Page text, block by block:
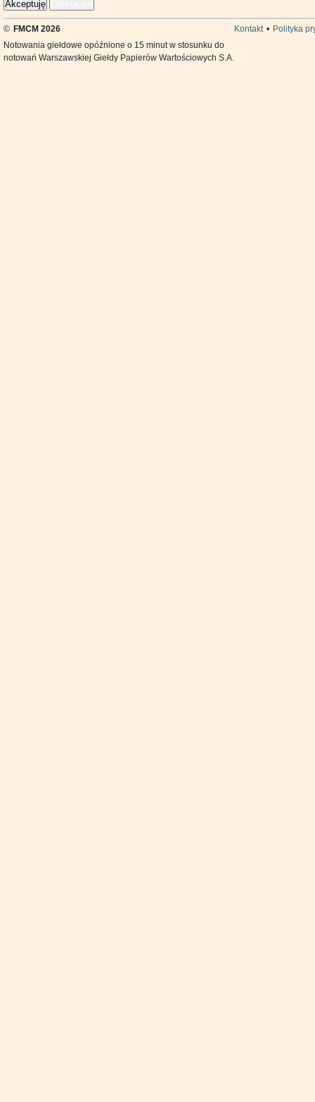
Akceptuję
© FMCM 2026 Kontakt • Polityka
Notowania giełdowe opóźnione o 15 minut w stosunku do
notowań Warszawskiej Giełdy Papierów Wartościowych S.A.